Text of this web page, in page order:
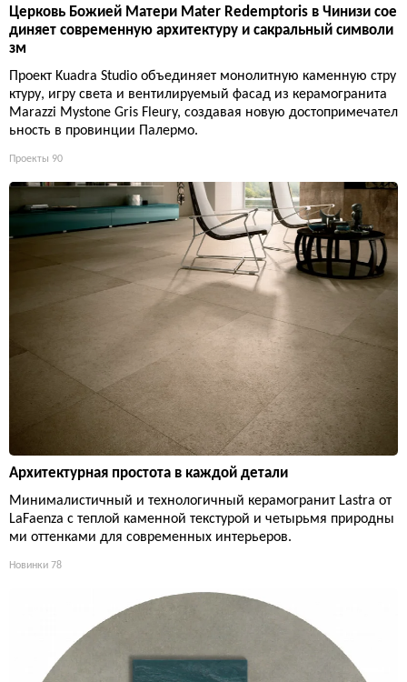
Церковь Божией Матери Mater Redemptoris в Чинизи сое
диняет современную архитектуру и сакральный символи
зм
Проект Kuadra Studio объединяет монолитную каменную стру
ктуру, игру света и вентилируемый фасад из керамогранита
Marazzi Mystone Gris Fleury, создавая новую достопримечател
ьность в провинции Палермо.
Проекты 90
Архитектурная простота в каждой детали
Минималистичный и технологичный керамогранит Lastra от
LaFaenza с теплой каменной текстурой и четырьмя природны
ми оттенками для современных интерьеров.
Новинки 78